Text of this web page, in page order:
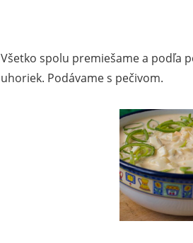
Všetko spolu premiešame a podľa
uhoriek. Podávame s pečivom.